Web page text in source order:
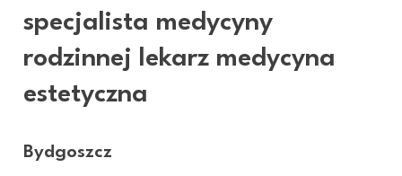
specjalista medycyny
rodzinnej lekarz medycyna
estetyczna
Bydgoszcz